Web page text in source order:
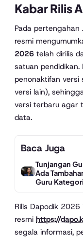
Kabar Rilis
Pada pertengahan
resmi
2026 telah dirilis
satuan pendidikan.
penonaktifan versi
versi lain),
versi terbaru agar
data.
Baca Juga
Tunjangan
Ada
Guru
Rilis Dapodik 2026
resmi https://
segala informasi,